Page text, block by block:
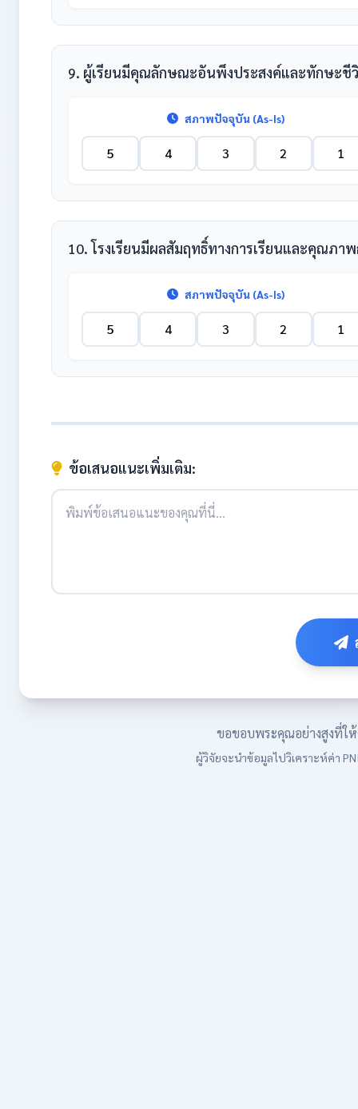
9. ผู้เรียนมีคุณลักษณะอันพึงประสงค์และทักษะชี
สภาพปัจจุบัน (As-Is)
5 4 3 2 1
10. โรงเรียนมีผลสัมฤทธิ์ทางการเรียนและคุณภ
สภาพปัจจุบัน (As-Is)
5 4 3 2 1
ข้อเสนอแนะเพิ่มเติม:
ขอขอบพระคุณอย่างสูงที่ใ
ผู้วิจัยจะนำข้อมูลไปวิเคราะห์ค่า